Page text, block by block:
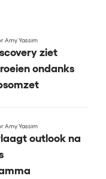
Amy Yassim
ziet
ondanks
Amy Yassim
outlook na